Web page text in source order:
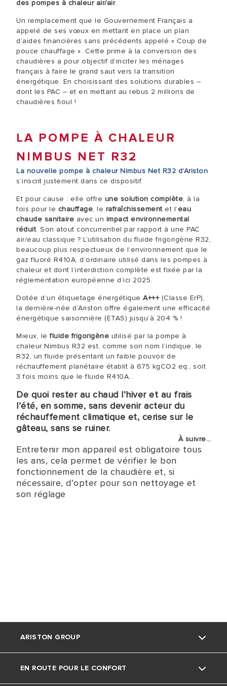
des pompes à chaleur air/air.
Un remplacement que le Gouvernement Français a
appelé de ses vœux en mettant en place un plan
d’aides financières sans précédents appelé « Coup de
pouce chauffage ». Cette prime à la conversion des
chaudières a pour objectif d’inciter les ménages
français à faire le grand saut vers la transition
énergétique. En choisissant des solutions durables –
dont les PAC – et en mettant au rebus 2 millions de
chaudières fioul !
LA POMPE À CHALEUR
NIMBUS NET R32
La nouvelle pompe à chaleur Nimbus Net R32 d’Ariston
s’inscrit justement dans ce dispositif.
Et pour cause : elle offre une solution complète, à la
fois pour le chauffage, le rafraîchissement et l’eau
chaude sanitaire avec un impact environnemental
réduit. Son atout concurrentiel par rapport à une PAC
air/eau classique ? L’utilisation du fluide frigorigène R32,
beaucoup plus respectueux de l’environnement que le
gaz fluoré R410A, d’ordinaire utilisé dans les pompes à
chaleur et dont l’interdiction complète est fixée par la
réglementation européenne d’ici 2025.
Dotée d’un étiquetage énergétique A+++(Classe ErP),
la dernière-née d’Ariston offre également une efficacité
énergétique saisonnière (ETAS) jusqu’à 204 % !
Mieux, lefluide frigorigène utilisé par la pompe à
chaleur Nimbus R32 est, comme son nom l’indique, le
R32, un fluide présentant un faible pouvoir de
réchauffement planétaire établit à 675 kgCO2 eq., soit
3 fois moins que le fluide R410A…
De quoi rester au chaud l’hiver et au frais
l’été, en somme, sans devenir acteur du
réchauffement climatique et, cerise sur le
gâteau, sans se ruiner.
À suivre…
Entretenir mon appareil est obligatoire tous
les ans, cela permet de vérifier le bon
fonctionnement de la chaudière et, si
nécessaire, d’opter pour son nettoyage et
son réglage
ARISTON GROUP
La marque Ariston
EN ROUTE POUR LE CONFORT